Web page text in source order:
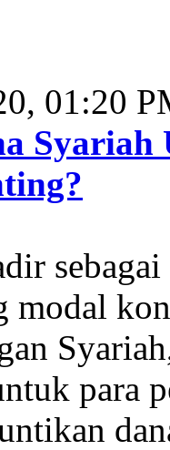
01:20
modal
para